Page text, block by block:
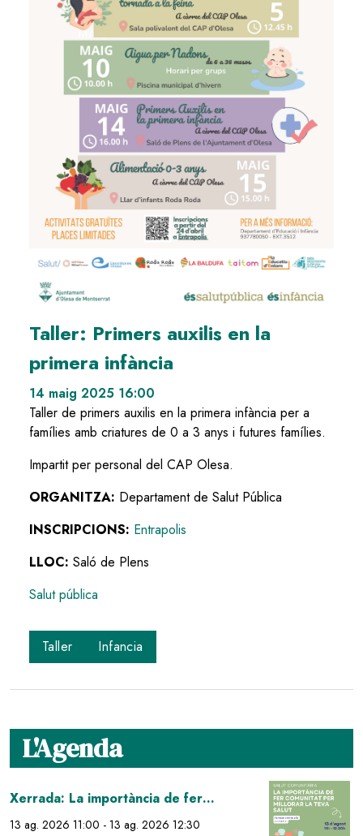
Taller: Primers auxilis en la
primera infància
14 maig 2025 16:00
Taller de primers auxilis en la primera infància per a
famílies amb criatures de 0 a 3 anys i futures famílies.
Impartit per personal del CAP Olesa.
ORGANITZA: Departament de Salut Pública
INSCRIPCIONS: Entrapolis
LLOC: Saló de Plens
Salut pública
Taller Infancia
L'Agenda
Xerrada: La importància de fer
comunitat per millorar la teva salut
13 ag. 2026 11:00 - 13 ag. 2026 12:30
Image